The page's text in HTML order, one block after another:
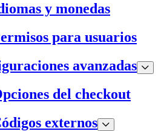
y monedas
para usuarios
avanzadas
del checkout
externos